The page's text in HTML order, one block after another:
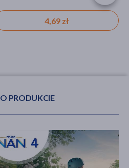
23,59 zł
67,99 zł
4,69 zł
O PRODUKCIE